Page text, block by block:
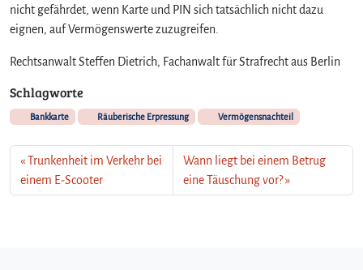
nicht gefährdet, wenn Karte und PIN sich tatsächlich nicht dazu
eignen, auf Vermögenswerte zuzugreifen.
Rechtsanwalt Steffen Dietrich, Fachanwalt für Strafrecht aus Berlin
Schlagworte
Bankkarte Räuberische Erpressung Vermögensnachteil
Trunkenheit im Verkehr bei
einem E-Scooter
Wann liegt bei einem Betrug
eine Täuschung vor?